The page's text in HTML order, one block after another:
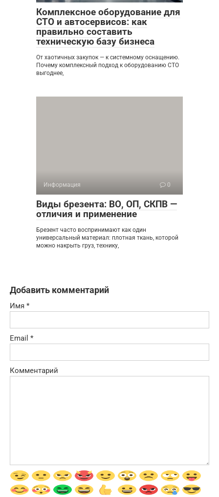
Комплексное оборудование для
СТО и автосервисов: как
правильно составить
техническую базу бизнеса
От хаотичных закупок — к системному оснащению.
Почему комплексный подход к оборудованию СТО
выгоднее,
Информация 0
Виды брезента: ВО, ОП, СКПВ —
отличия и применение
Брезент часто воспринимают как один
универсальный материал: плотная ткань, которой
можно накрыть груз, технику,
Добавить комментарий
Имя *
Email *
Комментарий